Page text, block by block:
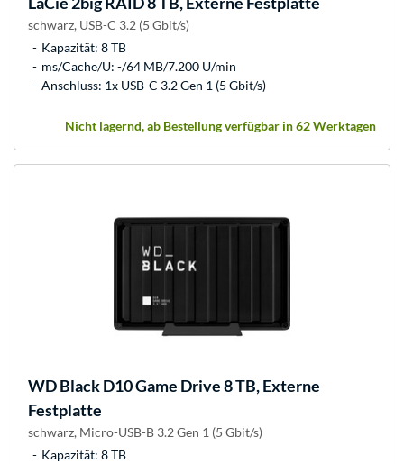
schwarz, USB-C 3.2 (5 Gbit/s)
Kapazität: 8 TB
ms/Cache/U: -/64 MB/7.200 U/min
Anschluss: 1x USB-C 3.2 Gen 1 (5 Gbit/s)
Nicht lagernd, ab Bestellung verfügbar in 62 Werktagen
WDBlack D10 Game Drive 8 TB, Externe
Festplatte
schwarz, Micro-USB-B 3.2 Gen 1 (5 Gbit/s)
Kapazität: 8 TB